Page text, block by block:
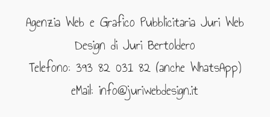
Agenzia Web e Grafico Pubblicitaria Juri Web
Design di Juri Bertoldero
Telefono: 393 82 031 82 (anche WhatsApp)
eMail: info@juriwebdesign.it